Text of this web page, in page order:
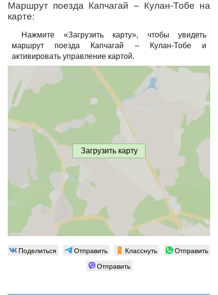
Маршрут поезда Капчагай – Кулан-Тобе на
карте:
Нажмите «Загрузить карту», чтобы увидеть
маршрут поезда Капчагай – Кулан-Тобе и
активировать управление картой.
Загрузить карту
Поделиться Отправить Класснуть
Отправить
Отправить